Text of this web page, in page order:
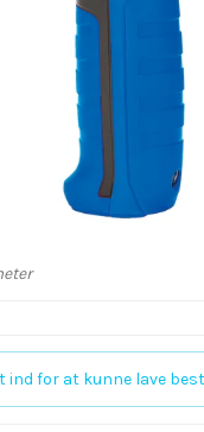
ind for at kunne lave